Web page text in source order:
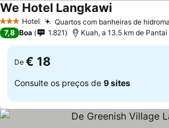
3 EstrelasHotel Quartos com banheiras de
We Hotel Langkawi
7,8 Boa 1.821 Kuah, a 13.5 km de
De € 18
Consulte os preços de 9 sites